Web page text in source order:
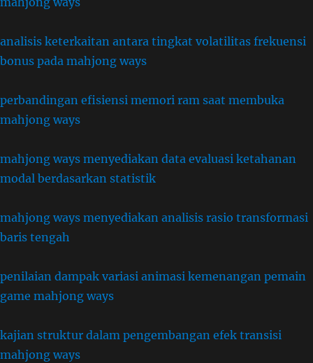
analisis keterkaitan antara tingkat volatilitas frekuensi
bonus pada mahjong ways
perbandingan efisiensi memori ram saat membuka
mahjong ways
mahjong ways menyediakan data evaluasi ketahanan
modal berdasarkan statistik
mahjong ways menyediakan analisis rasio transformasi
baris tengah
penilaian dampak variasi animasi kemenangan pemain
game mahjong ways
kajian struktur dalam pengembangan efek transisi
mahjong ways